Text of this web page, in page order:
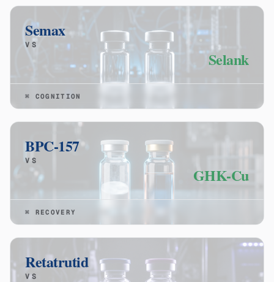
Semax
VS
Selank
⌘ COGNITION
BPC-157
VS
GHK-Cu
⌘ RECOVERY
Retatrutid
VS